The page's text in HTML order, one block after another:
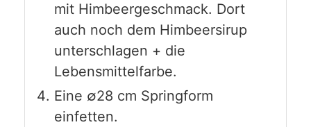
mit Himbeergeschmack. Dort
auch noch dem Himbeersirup
unterschlagen + die
Lebensmittelfarbe.
Eine ∅28 cm Springform
einfetten.